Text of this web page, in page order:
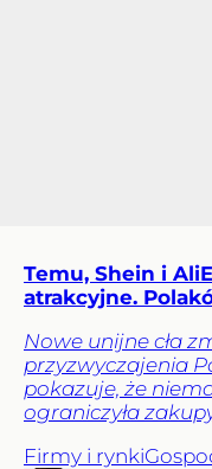
Temu, Shein i
atrakcyjne.
Nowe unijne cła
przyzwyczajenia
pokazuje, że
ograniczyła
Firmy i rynki